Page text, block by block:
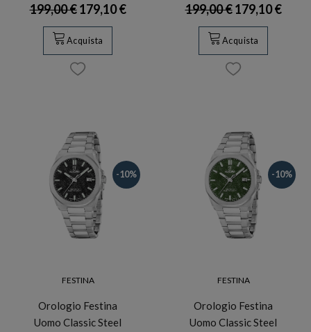
199,00 €179,10 €
Acquista
199,00 €179,10 €
Acquista
-10%
FESTINA
Orologio Festina
Uomo Classic Steel
-10%
FESTINA
Orologio Festina
Uomo Classic Steel